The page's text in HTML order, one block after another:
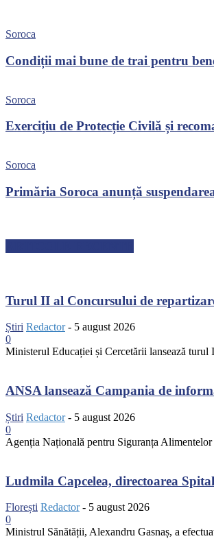
Soroca
Condiții mai bune de trai pentru
Soroca
Exercițiu de Protecție Civilă și
Soroca
Primăria Soroca anunță
Turul II al Concursului de
Știri Redactor - 5 august 2026
0
Ministerul Educației și Cercetării lansează
ANSA lansează Campania de
Știri Redactor - 5 august 2026
0
Agenția Națională pentru Siguranța
Ludmila Capcelea, directoarea
Florești Redactor - 5 august 2026
0
Ministrul Sănătății, Alexandru Gasnaș, a